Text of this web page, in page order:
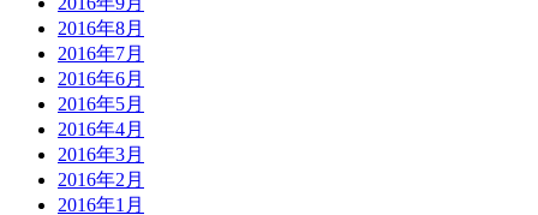
2016年8月
2016年7月
2016年6月
2016年5月
2016年4月
2016年3月
2016年2月
2016年1月